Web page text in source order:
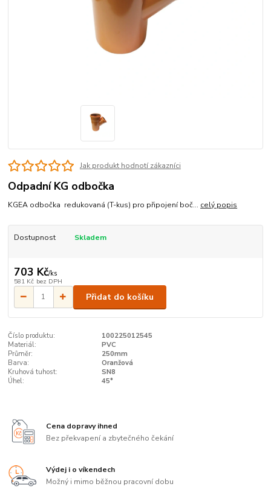
Jak produkt hodnotí zákazníci
Odpadní KG odbočka
KGEA odbočka redukovaná (T-kus) pro připojení boč... celý popis
Dostupnost Skladem
703 Kč/ks
581 Kč bez DPH
Přidat do košíku
Číslo produktu:
100225012545
Materiál:
PVC
Průměr:
250mm
Barva:
Oranžová
Kruhová tuhost:
SN8
Úhel:
45°
Cena dopravy ihned
Bez překvapení a zbytečného čekání
Výdej i o víkendech
Možný i mimo běžnou pracovní dobu